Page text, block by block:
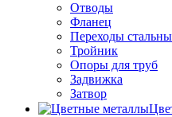
Отводы
Фланец
Переходы
Тройник
Опоры для труб
Задвижка
Затвор